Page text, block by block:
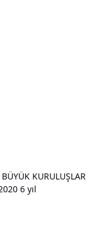
KURULUŞLAR
6 yıl